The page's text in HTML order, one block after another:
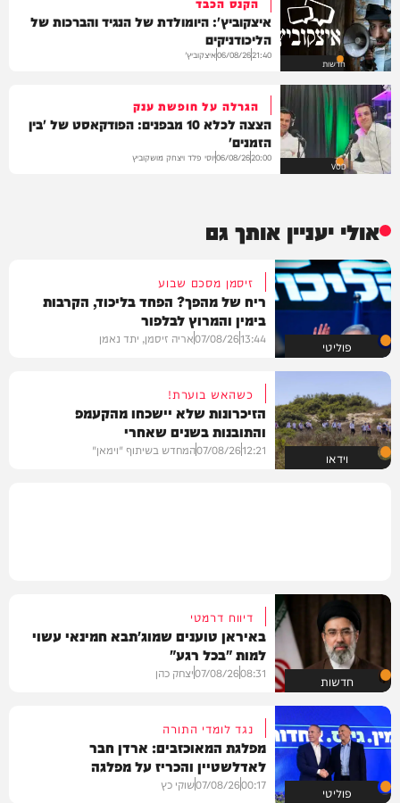
חדשות
איצקוביץ': היומולדת של הנגיד והברכות של
הליכודניקים
21:40
06/08/26איצקוביץ'
VOD
הגרלה על חופשת ענק
הצצה לכלא 10 מבפנים: הפודקאסט של 'בין
הזמנים'
20:00
06/08/26יוסי פלד ויצחק מושקוביץ
אולי יעניין אותך גם
פוליטי
זיסמן מסכם שבוע
ריח של מהפך? הפחד בליכוד, הקרבות
בימין והמרוץ לבלפור
13:44
07/08/26אריה זיסמן, יתד נאמן
וידאו
כשהאש בוערת!
הזיכרונות שלא יישכחו מהקעמפ
והתובנות בשנים שאחרי
12:21
07/08/26המחדש בשיתוף "וימאן"
חדשות
דיווח דרמטי
באיראן טוענים שמוג'תבא חמינאי עשוי
למות "בכל רגע"
08:31
07/08/26יצחק כהן
פוליטי
נגד לומדי התורה
מפלגת המאוכזבים: ארדן חבר
לאדלשטיין והכריז על מפלגה
00:17
07/08/26שוקי כץ